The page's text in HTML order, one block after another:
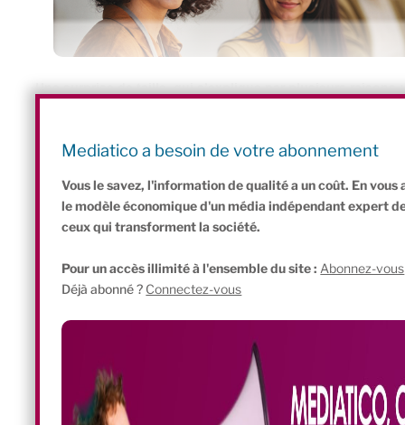
Une surprise de taille, qui s’explique par plusieurs raisons :
Mediatico a besoin de votre abonnement
Vous le savez, l'information de qualité a un coût. En
le modèle économique d'un média indépendant expert
ceux qui transforment la société.
Pour un accès illimité à l'ensemble du site : Abonnez-vous
Déjà abonné ? Connectez-vous